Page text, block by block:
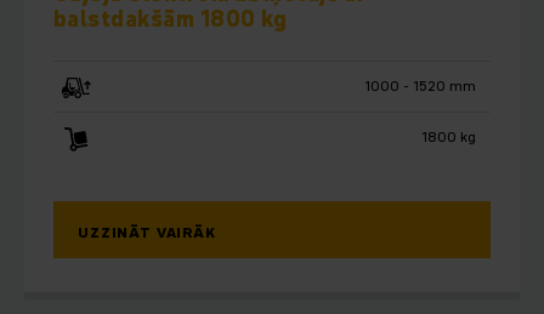
balstdakšām 1800 kg
1000 - 1520 mm
1800 kg
UZZINĀT VAIRĀK